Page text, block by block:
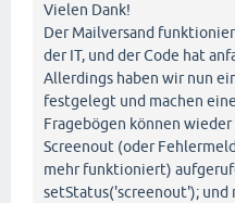
Vielen Dank!
Der Mailversand
der IT, und der Code hat
Allerdings haben wir nun
festgelegt und machen
Fragebögen können
Screenout (oder
mehr funktioniert)
setStatus('screenout'); und